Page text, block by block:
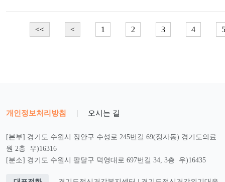
<< < 1 2 3 4 5
개인정보처리방침 | 오시는 길
[본부] 경기도 수원시 장안구 수성로 245번길 69(정자동) 경기도의료
원 2층 우)16316
[분소] 경기도 수원시 팔달구 덕영대로 697번길 34, 3층 우)16435